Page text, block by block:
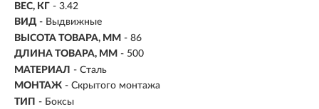
ВЕС, КГ - 3.42
ВИД - Выдвижные
ВЫСОТА ТОВАРА, ММ - 86
ДЛИНА ТОВАРА, ММ - 500
МАТЕРИАЛ - Сталь
МОНТАЖ - Скрытого монтажа
ТИП - Боксы